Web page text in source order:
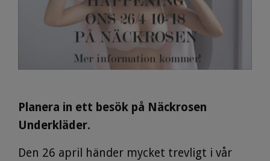
Planera in ett besök på Näckrosen
Underkläder.
Den 26 april händer mycket trevligt i vår